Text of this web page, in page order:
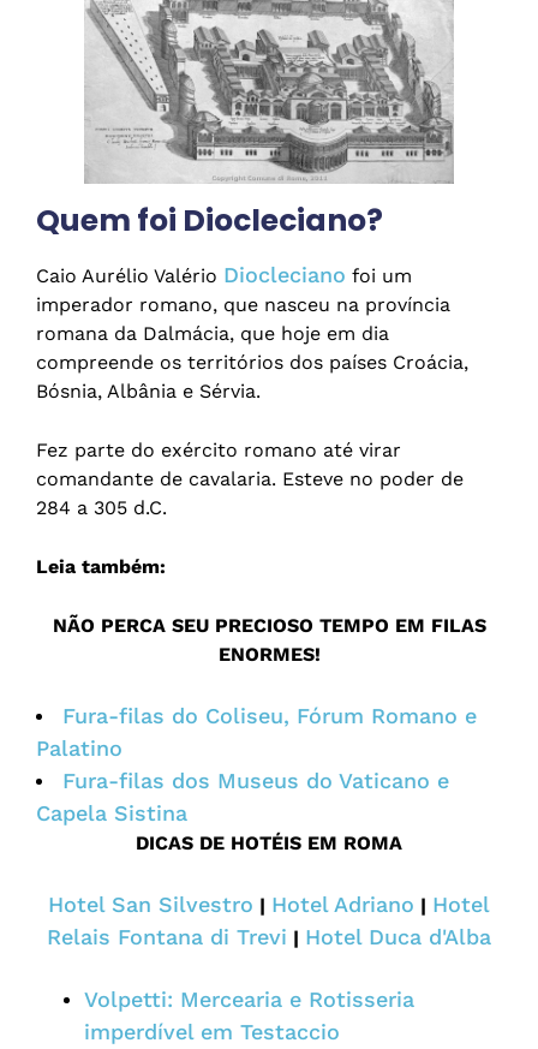
Quem foi Diocleciano?
Caio Aurélio Valério Diocleciano foi um
imperador romano, que nasceu na província
romana da Dalmácia, que hoje em dia
compreende os territórios dos países Croácia,
Bósnia, Albânia e Sérvia.
Fez parte do exército romano até virar
comandante de cavalaria. Esteve no poder de
284 a 305 d.C.
Leia também:
NÃO PERCA SEU PRECIOSO TEMPO EM FILAS
ENORMES!
Fura-filas do Coliseu, Fórum Romano e
Palatino
Fura-filas dos Museus do Vaticano e
Capela Sistina
DICAS DE HOTÉIS EM ROMA
Hotel San Silvestro | Hotel Adriano | Hotel
Relais Fontana di Trevi | Hotel Duca d'Alba
Volpetti: Mercearia e Rotisseria
imperdível em Testaccio